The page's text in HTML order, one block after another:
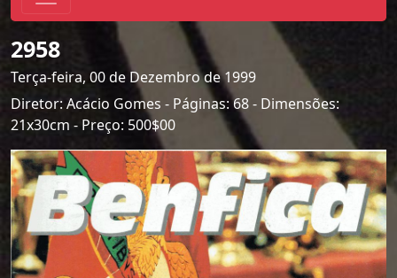
2958
Terça-feira, 00 de Dezembro de 1999
Diretor: Acácio Gomes - Páginas: 68 - Dimensões:
21x30cm - Preço: 500$00